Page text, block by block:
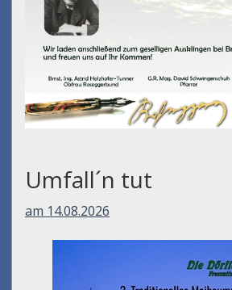
Umfall´n tut
am 14.08.2026